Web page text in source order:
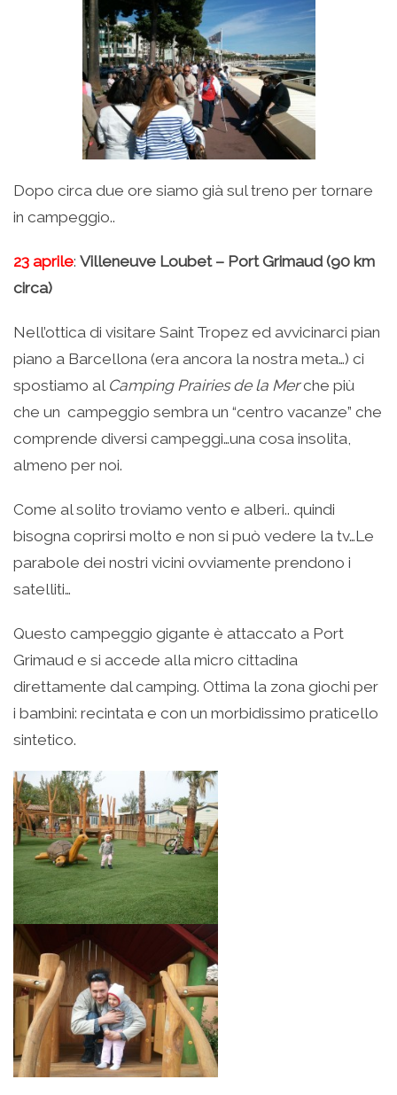
Dopo circa due ore siamo già sul treno per tornare
in campeggio..
23 aprile: Villeneuve Loubet – Port Grimaud (90 km
circa)
Nell’ottica di visitare Saint Tropez ed avvicinarci pian
piano a Barcellona (era ancora la nostra meta…) ci
spostiamo al Camping Prairies de la Merche più
che un campeggio sembra un “centro vacanze” che
comprende diversi campeggi…una cosa insolita,
almeno per noi.
Come al solito troviamo vento e alberi.. quindi
bisogna coprirsi molto e non si può vedere la tv…Le
parabole dei nostri vicini ovviamente prendono i
satelliti…
Questo campeggio gigante è attaccato a Port
Grimaud e si accede alla micro cittadina
direttamente dal camping. Ottima la zona giochi per
i bambini: recintata e con un morbidissimo praticello
sintetico.